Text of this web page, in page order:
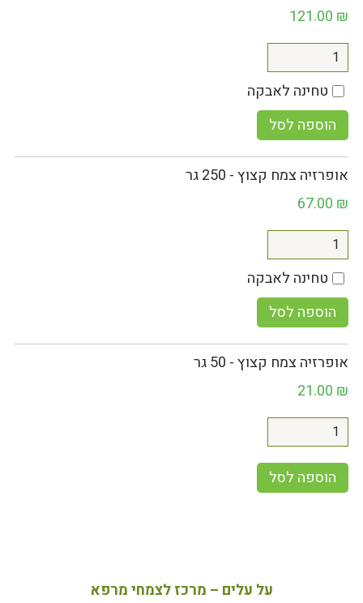
121.00 ₪
טחינה לאבקה
הוספה לסל
אופרזיה צמח קצוץ - 250 גר
67.00 ₪
טחינה לאבקה
הוספה לסל
אופרזיה צמח קצוץ - 50 גר
21.00 ₪
הוספה לסל
על עלים – מרכז לצמחי מרפא